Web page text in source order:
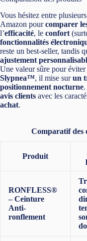
Vous hésitez entre
Amazon pourcomparer
l’efficacité, le confort
fonctionnalités
reste un best-seller, tandis
ajustement
Une valeur sûre pour éviter
Slypnea™, il mise surun
positionnement nocturne
avis clients avec les
achat.
Comparatif des
Produit
RONFLESS®
– Ceinture
Anti-
ronflement